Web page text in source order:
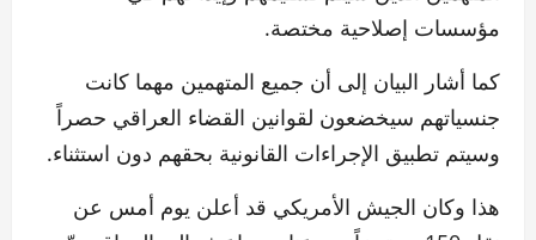
مؤسسات إصلاحية مختصة.
كما أشار البيان إلى أن جميع المتهمين مهما كانت
جنسياتهم سيخضعون لقوانين القضاء العراقي حصراً
وسيتم تطبيق الإجراءات القانونية بحقهم دون استثناء.
هذا وكان الجيش الأمريكي قد أعلن يوم أمس عن